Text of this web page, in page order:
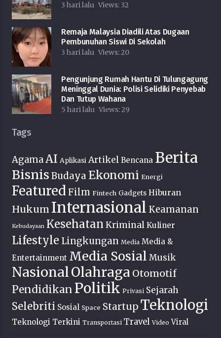
3 hari lalu Views: 32
Remaja Malaysia Diadili Atas Dugaan
Pembunuhan Siswi Di Sekolah
3 hari lalu Views:20
Pengunjung Rumah Hantu Di Tulungagung
Meninggal Dunia: Polisi Selidiki Penyebab
Dan Tutup Wahana
5 hari lalu Views:29
Tags
AgamaAI Aplikasi Artikel Bencana Berita
Bisnis Budaya Ekonomi Energi
Featured Film Fintech Gadgets Hiburan
Hukum Internasional Keamanan
Kebudayaan Kesehatan Kriminal Kuliner
Lifestyle Lingkungan Media Media &
Entertainment Media Sosial Musik
NasionalOlahraga Otomotif
Pendidikan Politik Privasi Sejarah
Selebriti Sosial Space Startup Teknologi
Teknologi Terkini Transportasi Travel Video Viral